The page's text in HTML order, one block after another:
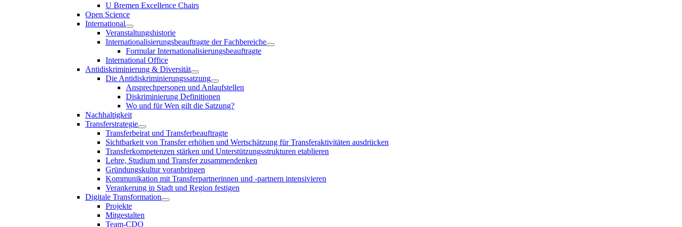
U Bremen Excellence Chairs
Open Science
International
Veranstaltungshistorie
Internationalisierungsbeauftragte der Fachbereiche
Formular Internationalisierungsbeauftragte
International Office
Antidiskriminierung & Diversität
Die Antidiskriminierungssatzung
Ansprechpersonen und Anlaufstellen
Diskriminierung Definitionen
Wo und für Wen gilt die Satzung?
Nachhaltigkeit
Transferstrategie
Transferbeirat und Transferbeauftragte
Sichtbarkeit von Transfer erhöhen und Wertschätzung für Transferaktivitäten ausdrücken
Transferkompetenzen stärken und Unterstützungsstrukturen etablieren
Lehre, Studium und Transfer zusammendenken
Gründungskultur voranbringen
Kommunikation mit Transferpartnerinnen und -partnern intensivieren
Verankerung in Stadt und Region festigen
Digitale Transformation
Projekte
Mitgestalten
Team-CDO